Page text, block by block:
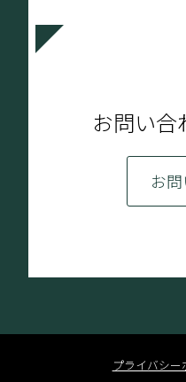
お問い合
お
プライバシー